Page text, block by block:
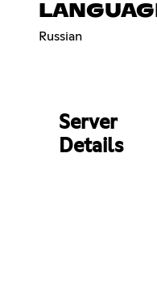
Russian
Server
Details